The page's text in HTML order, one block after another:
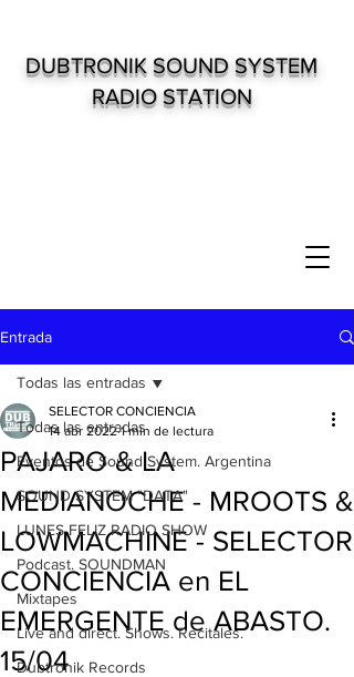
DUBTRONIK SOUND SYSTEM
RADIO STATION
Entrada
Todas las entradas
Eventos de Sound System. Argentina
SOUND SYSTEM "DATA"
LUNES FELIZ RADIO SHOW
Podcast. SOUNDMAN
Mixtapes
Live and direct. Shows. Recitales.
Dubtronik Records
Todas las entradas
PAJARO & LA
MEDIANOCHE - MROOTS &
LOWMACHINE - SELECTOR
CONCIENCIA en EL
EMERGENTE de ABASTO.
15/04
SELECTOR CONCIENCIA
14 abr 2022 1 min de lectura